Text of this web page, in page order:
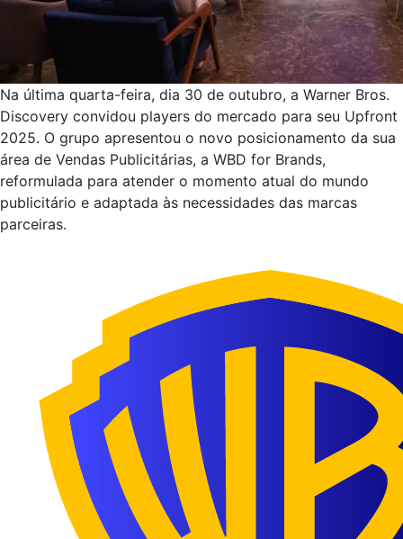
Na última quarta-feira, dia 30 de outubro, a Warner Bros.
Discovery convidou players do mercado para seu Upfront
2025. O grupo apresentou o novo posicionamento da sua
área de Vendas Publicitárias, a WBD for Brands,
reformulada para atender o momento atual do mundo
publicitário e adaptada às necessidades das marcas
parceiras.